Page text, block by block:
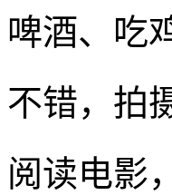
啤酒、吃
不错，拍
阅读电影